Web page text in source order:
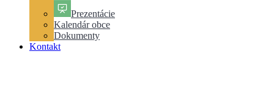
Prezentácie
Kalendár obce
Dokumenty
Kontakt